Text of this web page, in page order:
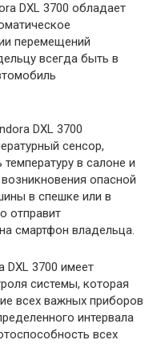
DXL 3700 обладает
перемещений
всегда быть в
DXL 3700
сенсор,
в салоне и
опасной
в спешке или в
отправит
смартфон владельца.
DXL 3700 имеет
системы, которая
всех важных приборов
интервала
всех